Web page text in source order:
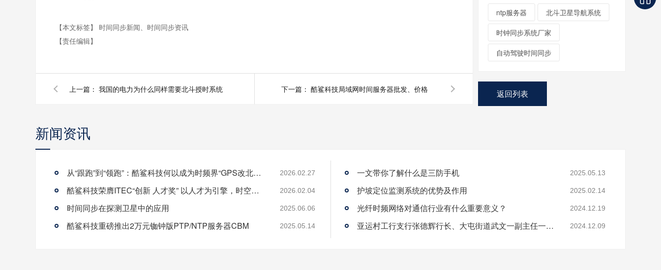
【本文标签】 时间同步新闻、时间同步资讯
【责任编辑】
上一篇： 我国的电力为什么同样需要北斗授时系统 下一篇： 酷鲨科技局域网时间服务器批发、价格
ntp服务器 北斗卫星导航系统
时钟同步系统厂家
自动驾驶时间同步
返回列表
新闻资讯
从“跟跑”到“领跑”：酷鲨科技何以成为时频界“GPS改北斗”市场的头号黑马 2026.02.27
酷鲨科技荣膺ITEC“创新 人才奖” 以人才为引擎，时空为基石，驱动智能未来 2026.02.04
时间同步在探测卫星中的应用 2025.06.06
酷鲨科技重磅推出2万元铷钟版PTP/NTP服务器CBM 2025.05.14
一文带你了解什么是三防手机 2025.05.13
护坡定位监测系统的优势及作用 2025.02.14
光纤时频网络对通信行业有什么重要意义？ 2024.12.19
亚运村工行支行张德辉行长、大屯街道武文一副主任一行莅临酷鲨科技调研 2024.12.09